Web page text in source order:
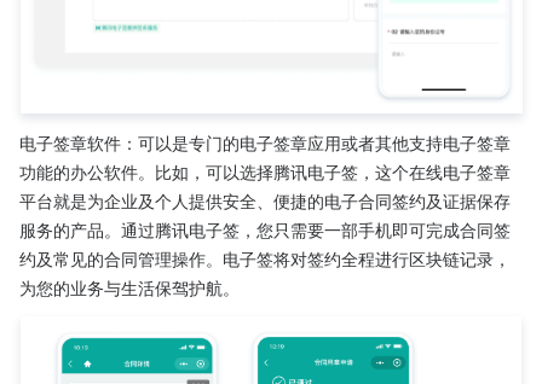
电子签章软件：可以是专门的电子签章应用或者其他支持电子签章
功能的办公软件。比如，可以选择腾讯电子签，这个在线电子签章
平台就是为企业及个人提供安全、便捷的电子合同签约及证据保存
服务的产品。通过腾讯电子签，您只需要一部手机即可完成合同签
约及常见的合同管理操作。电子签将对签约全程进行区块链记录，
为您的业务与生活保驾护航。